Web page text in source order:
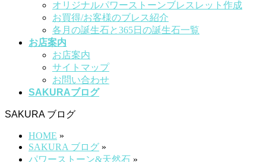
オリジナルパワーストーンブレスレット作成
お買得/お客様のブレス紹介
各月の誕生石と365日の誕生石一覧
お店案内
お店案内
サイトマップ
お問い合わせ
SAKURAブログ
SAKURA ブログ
HOME »
SAKURA ブログ »
パワーストーン&天然石 »